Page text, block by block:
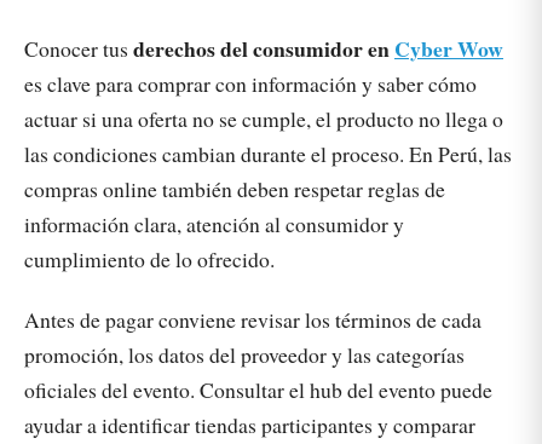
Conocer tus derechos del consumidor enCyber Wow
es clave para comprar con información y saber cómo
actuar si una oferta no se cumple, el producto no llega o
las condiciones cambian durante el proceso. En Perú, las
compras online también deben respetar reglas de
información clara, atención al consumidor y
cumplimiento de lo ofrecido.
Antes de pagar conviene revisar los términos de cada
promoción, los datos del proveedor y las categorías
oficiales del evento. Consultar el hub del evento puede
ayudar a identificar tiendas participantes y comparar